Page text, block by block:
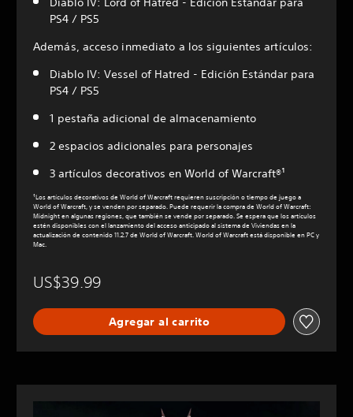
PS4 / PS5
Además, acceso inmediato a los siguientes artículos:
Diablo IV: Vessel of Hatred - Edición Estándar para
PS4 / PS5
1 pestaña adicional de almacenamiento
2 espacios adicionales para personajes
3 artículos decorativos en World of Warcraft®¹
¹Los artículos decorativos de World of Warcraft requieren suscripción o tiempo de juego a
World of Warcraft, y se venden por separado. Puede requerir la compra de World of Warcraft:
Midnight en algunas regiones, que también se vende por separado. Se espera que los artículos
estén disponibles con el lanzamiento del acceso anticipado al sistema de Viviendas en la
actualización de contenido 11.2.7 de World of Warcraft. World of Warcraft está disponible en PC y
Mac.
US$39.99
Agregar al carrito